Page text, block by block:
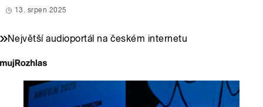
13. srpen 2025
Největší audioportál na českém internetu